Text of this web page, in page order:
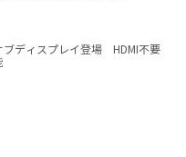
ブディスプレイ登場 HDMI不要